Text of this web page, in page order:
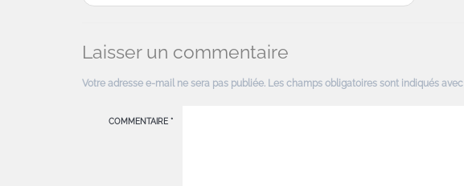
Laisser un commentaire
Votre adresse e-mail ne sera pas publiée. Les champs obligatoires sont indiqués avec
COMMENTAIRE *